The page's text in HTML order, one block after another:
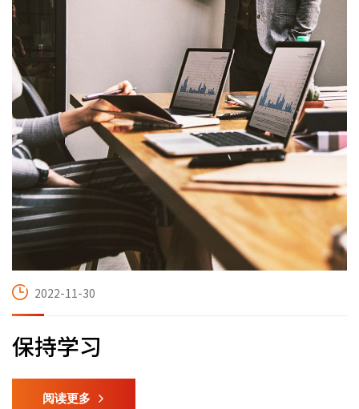
2022-11-30
保持学习
阅读更多